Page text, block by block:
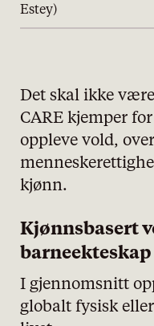
Estey)
Det skal ikke
CARE kjemper
oppleve vold,
kjønn.
Kjønnsbasert
barneekteskap
I gjennomsnitt
globalt fysisk